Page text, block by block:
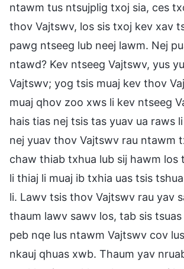
ntawm tus ntsujplig txoj sia, ces
thov Vajtswv, los sis txoj kev xav
pawg ntseeg lub neej lawm. Nej
ntawd? Kev ntseeg Vajtswv, yus
Vajtswv; yog tsis muaj kev thov
muaj qhov zoo xws li kev ntseeg
hais tias nej tsis tas yuav ua raws
nej yuav thov Vajtswv rau ntawm
chaw thiab txhua lub sij hawm
li thiaj li muaj ib txhia uas tsis
li. Lawv tsis thov Vajtswv rau yav
thaum lawv sawv los, tab sis
peb nqe lus ntawm Vajtswv cov
nkauj qhuas xwb. Thaum yav